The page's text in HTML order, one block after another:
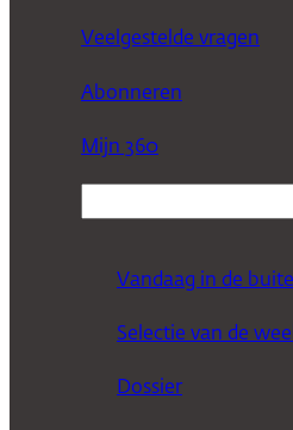
Veelgestelde vragen
Abonneren
Mijn 360
Vandaag in de
Selectie van de
Dossier